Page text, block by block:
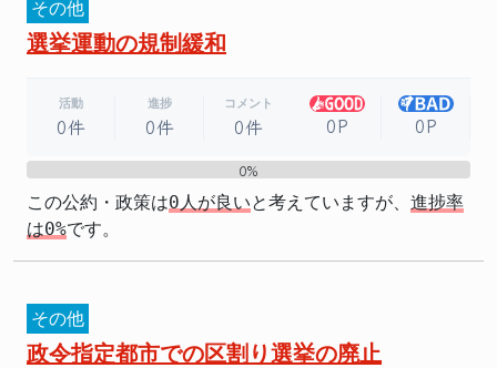
その他
選挙運動の規制緩和
活動
0件
進捗
0件
コメント
0件 0P 0P
0%
この公約・政策は0人が良いと考えていますが、 進捗率
は0%です。
その他
政令指定都市での区割り選挙の廃止